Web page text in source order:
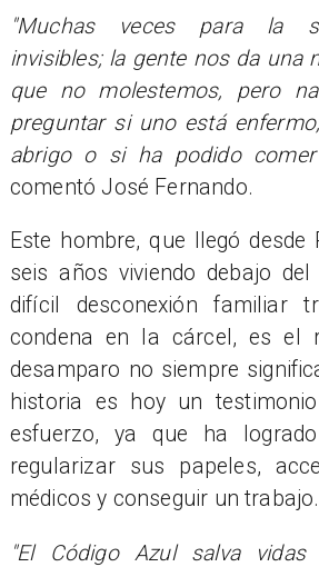
"Muchas veces para la
invisibles; la gente nos da una
que no molestemos, pero
preguntar si uno está
abrigo o si ha podido
comentó José Fernando.
Este hombre, que llegó desde
seis años viviendo debajo
difícil desconexión familiar
condena en la cárcel, es el
desamparo no siempre
historia es hoy un
esfuerzo, ya que ha
regularizar sus papeles,
médicos y conseguir un trabajo.
"El Código Azul salva